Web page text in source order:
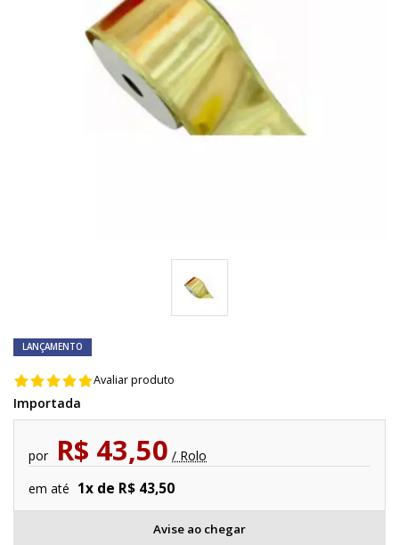
LANÇAMENTO
Avaliar produto
Importada
por R$ 43,50 / Rolo
em até 1x de R$ 43,50
Avise ao chegar